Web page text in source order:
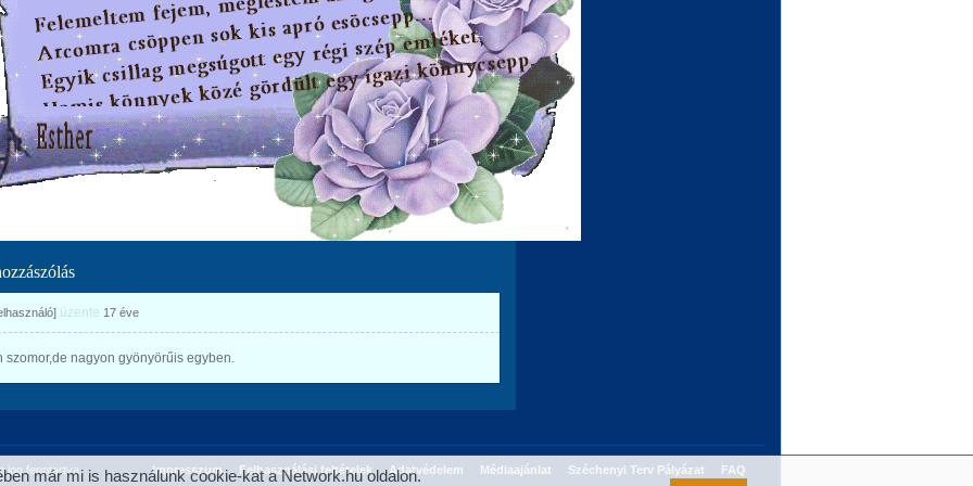
üzente 17 éve
szomor,de nagyon gyönyörűis egyben.
jog fenntartva. Impresszum Felhasználási feltételek Adatvédelem Médiaajánlat Széchenyi Terv Pályázat FAQ
már mi is használunk cookie-kat a Network.hu oldalon.